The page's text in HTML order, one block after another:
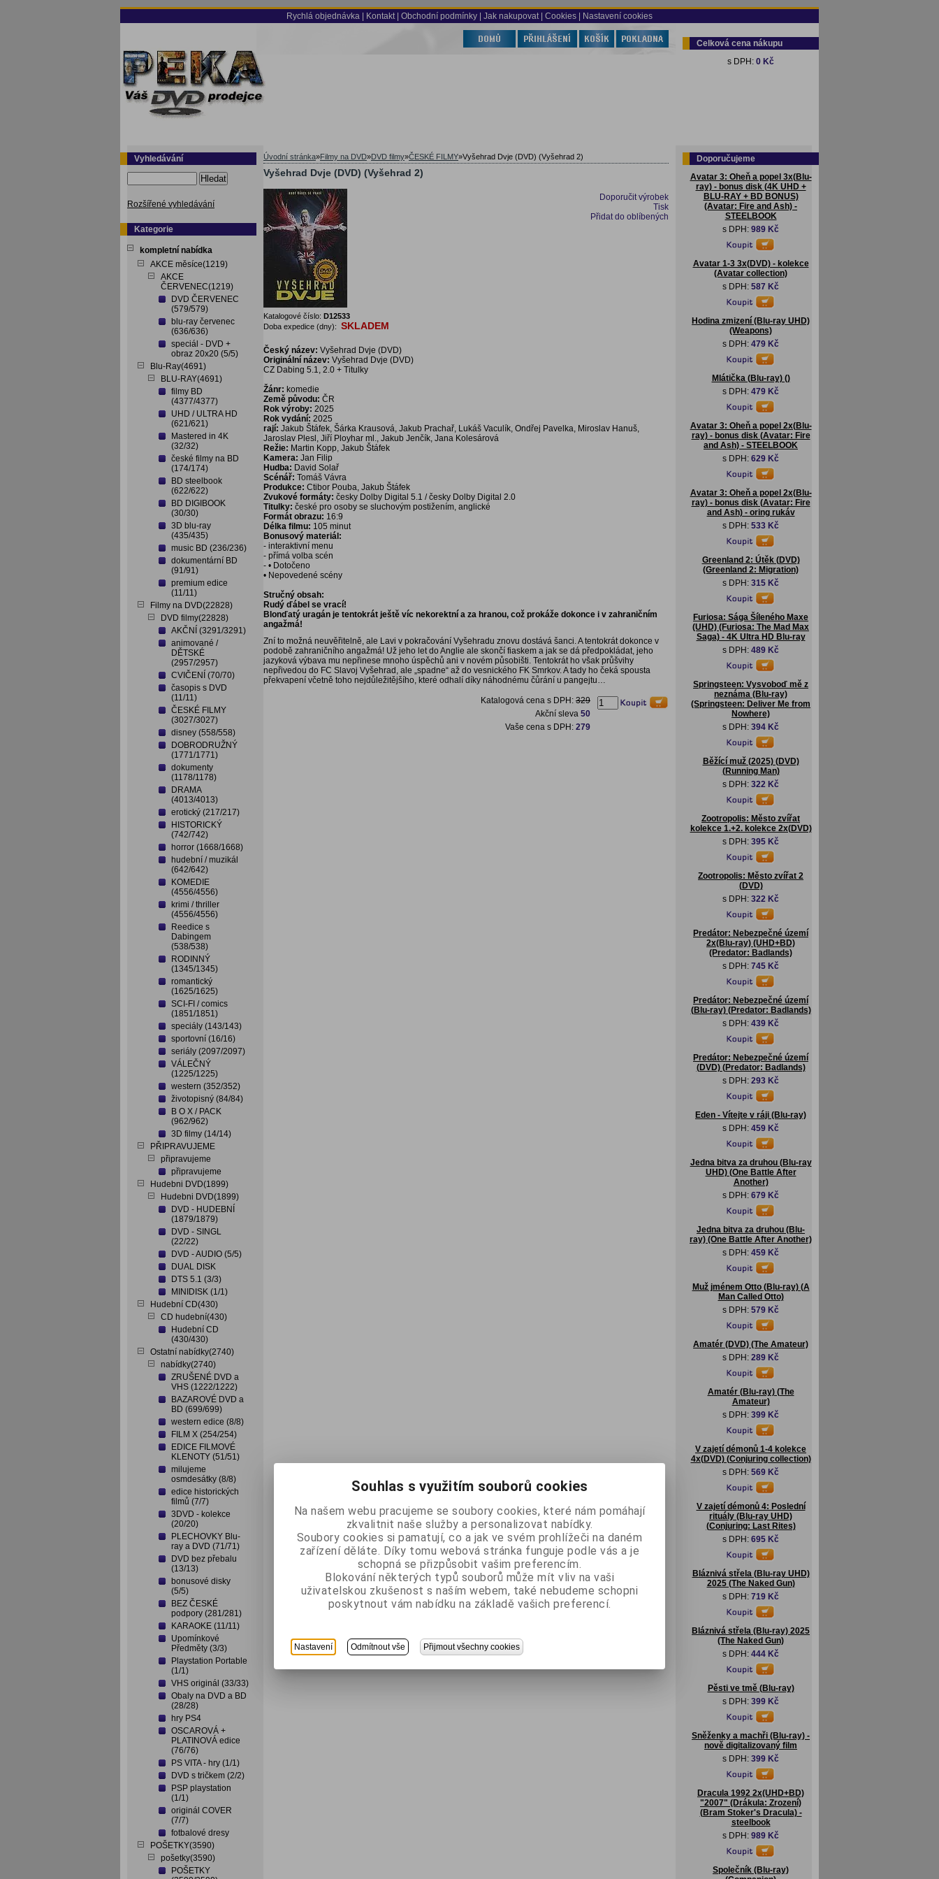
Rychlá objednávka Kontakt Obchodní podmínky Jak nakupovat | Cookies | Nastavení cookies
Celková cena nákupu
s DPH: 0 Kč
Vyhledávání
Hledat
Rozšířené vyhledávání
Kategorie
kompletní nabídka
AKCE měsíce(1219)
AKCE
ČERVENEC(1219)
DVD ČERVENEC
(579/579)
blu-ray červenec
(636/636)
speciál - DVD +
obraz 20x20 (5/5)
Blu-Ray(4691)
BLU-RAY(4691)
filmy BD
(4377/4377)
UHD / ULTRA HD
(621/621)
Mastered in 4K
(32/32)
české filmy na BD
(174/174)
BD steelbook
(622/622)
BD DIGIBOOK
(30/30)
3D blu-ray
(435/435)
music BD (236/236)
dokumentární BD
(91/91)
premium edice
(11/11)
Filmy na DVD(22828)
DVD filmy(22828)
AKČNÍ (3291/3291)
animované /
DĚTSKÉ
(2957/2957)
CVIČENÍ (70/70)
časopis s DVD
(11/11)
ČESKÉ FILMY
(3027/3027)
disney (558/558)
DOBRODRUŽNÝ
(1771/1771)
dokumenty
(1178/1178)
DRAMA
(4013/4013)
erotický (217/217)
HISTORICKÝ
(742/742)
horror (1668/1668)
hudební / muzikál
(642/642)
KOMEDIE
(4556/4556)
krimi / thriller
(4556/4556)
Reedice s
Dabingem
(538/538)
RODINNÝ
(1345/1345)
romantický
(1625/1625)
SCI-FI / comics
(1851/1851)
speciály (143/143)
sportovní (16/16)
seriály (2097/2097)
VÁLEČNÝ
(1225/1225)
western (352/352)
životopisný (84/84)
B O X / PACK
(962/962)
3D filmy (14/14)
PŘIPRAVUJEME
připravujeme
připravujeme
Hudebni DVD(1899)
Hudebni DVD(1899)
DVD - HUDEBNÍ
(1879/1879)
DVD - SINGL
(22/22)
DVD - AUDIO (5/5)
DUAL DISK
DTS 5.1 (3/3)
MINIDISK (1/1)
Hudební CD(430)
CD hudební(430)
Hudební CD
(430/430)
Ostatní nabídky(2740)
nabídky(2740)
ZRUŠENÉ DVD a
VHS (1222/1222)
BAZAROVÉ DVD a
BD (699/699)
western edice (8/8)
FILM X (254/254)
EDICE FILMOVÉ
KLENOTY (51/51)
milujeme
osmdesátky (8/8)
edice historických
filmů (7/7)
3DVD - kolekce
(20/20)
PLECHOVKY Blu-
ray a DVD (71/71)
DVD bez přebalu
(13/13)
bonusové disky
(5/5)
BEZ ČESKÉ
podpory (281/281)
KARAOKE (11/11)
Upomínkové
Předměty (3/3)
Playstation Portable
(1/1)
VHS originál (33/33)
Obaly na DVD a BD
(28/28)
hry PS4
OSCAROVÁ +
PLATINOVÁ edice
(76/76)
PS VITA - hry (1/1)
DVD s tričkem (2/2)
PSP playstation
(1/1)
originál COVER
(7/7)
fotbalové dresy
POŠETKY(3590)
pošetky(3590)
POŠETKY
Úvodní stránka»Filmy na DVD»DVD filmy»ČESKÉ FILMY»Vyšehrad Dvje (DVD) (Vyšehrad 2)
Vyšehrad Dvje (DVD) (Vyšehrad 2)
Doporučit výrobek
Tisk
Přidat do oblíbených
Katalogové číslo: D12533
Doba expedice (dny): SKLADEM
Český název: Vyšehrad Dvje (DVD)
Originální název: Vyšehrad Dvje (DVD)
CZ Dabing 5.1, 2.0 + Titulky
Žánr: komedie
Země původu: ČR
Rok výroby: 2025
Rok vydání: 2025
rají: Jakub Štáfek, Šárka Krausová, Jakub Prachař, Lukáš Vaculík, Ondřej Pavelka, Miroslav Hanuš,
Jaroslav Plesl, Jiří Ployhar ml., Jakub Jenčík, Jana Kolesárová
Režie: Martin Kopp, Jakub Štáfek
Kamera: Jan Filip
Hudba: David Solař
Scénář: Tomáš Vávra
Produkce: Ctibor Pouba, Jakub Štáfek
Zvukové formáty: česky Dolby Digital 5.1 / česky Dolby Digital 2.0
Titulky: české pro osoby se sluchovým postižením, anglické
Formát obrazu: 16:9
Délka filmu: 105 minut
Bonusový materiál:
- interaktivní menu
- přímá volba scén
- • Dotočeno
• Nepovedené scény
Stručný obsah:
Rudý ďábel se vrací!
Blonďatý uragán je tentokrát ještě víc nekorektní a za hranou, což prokáže dokonce i v zahraničním
angažmá!
Zní to možná neuvěřitelně, ale Lavi v pokračování Vyšehradu znovu dostává šanci. A tentokrát dokonce v
podobě zahraničního angažmá! Už jeho let do Anglie ale skončí fiaskem a jak se dá předpokládat, jeho
jazyková výbava mu nepřinese mnoho úspěchů ani v novém působišti. Tentokrát ho však průšvihy
nepřivedou do FC Slavoj Vyšehrad, ale „spadne“ až do vesnického FK Smrkov. A tady ho čeká spousta
překvapení včetně toho nejdůležitějšího, které odhalí díky náhodnému čůrání u pangejtu…
Katalogová cena s DPH: 329
Akční sleva 50
Vaše cena s DPH: 279
Doporučujeme
Avatar 3: Oheň a popel 3x(Blu-
ray) - bonus disk (4K UHD +
BLU-RAY + BD BONUS)
(Avatar: Fire and Ash) -
STEELBOOK
s DPH: 989 Kč
Avatar 1-3 3x(DVD) - kolekce
(Avatar collection)
s DPH: 587 Kč
Hodina zmizení (Blu-ray UHD)
(Weapons)
s DPH: 479 Kč
Mlátička (Blu-ray) ()
s DPH: 479 Kč
Avatar 3: Oheň a popel 2x(Blu-
ray) - bonus disk (Avatar: Fire
and Ash) - STEELBOOK
s DPH: 629 Kč
Avatar 3: Oheň a popel 2x(Blu-
ray) - bonus disk (Avatar: Fire
and Ash) - oring rukáv
s DPH: 533 Kč
Greenland 2: Útěk (DVD)
(Greenland 2: Migration)
s DPH: 315 Kč
Furiosa: Sága Šíleného Maxe
(UHD) (Furiosa: The Mad Max
Saga) - 4K Ultra HD Blu-ray
s DPH: 489 Kč
Springsteen: Vysvoboď mě z
neznáma (Blu-ray)
(Springsteen: Deliver Me from
Nowhere)
s DPH: 394 Kč
Běžící muž (2025) (DVD)
(Running Man)
s DPH: 322 Kč
Zootropolis: Město zvířat
kolekce 1.+2. kolekce 2x(DVD)
s DPH: 395 Kč
Zootropolis: Město zvířat 2
(DVD)
s DPH: 322 Kč
Predátor: Nebezpečné území
2x(Blu-ray) (UHD+BD)
(Predator: Badlands)
s DPH: 745 Kč
Predátor: Nebezpečné území
(Blu-ray) (Predator: Badlands)
s DPH: 439 Kč
Predátor: Nebezpečné území
(DVD) (Predator: Badlands)
s DPH: 293 Kč
Eden - Vítejte v ráji (Blu-ray)
s DPH: 459 Kč
Jedna bitva za druhou (Blu-ray
UHD) (One Battle After
Another)
s DPH: 679 Kč
Jedna bitva za druhou (Blu-
ray) (One Battle After Another)
s DPH: 459 Kč
Muž jménem Otto (Blu-ray) (A
Man Called Otto)
s DPH: 579 Kč
Amatér (DVD) (The Amateur)
s DPH: 289 Kč
Amatér (Blu-ray) (The
Amateur)
s DPH: 399 Kč
V zajetí démonů 1-4 kolekce
4x(DVD) (Conjuring collection)
s DPH: 569 Kč
V zajetí démonů 4: Poslední
rituály (Blu-ray UHD)
(Conjuring: Last Rites)
s DPH: 695 Kč
Bláznivá střela (Blu-ray UHD)
2025 (The Naked Gun)
s DPH: 719 Kč
Bláznivá střela (Blu-ray) 2025
(The Naked Gun)
s DPH: 444 Kč
Pěsti ve tmě (Blu-ray)
s DPH: 399 Kč
Sněženky a machři (Blu-ray) -
nově digitalizovaný film
s DPH: 399 Kč
Dracula 1992 2x(UHD+BD)
"2007" (Drákula: Zrození)
(Bram Stoker's Dracula) -
steelbook
s DPH: 989 Kč
Společník (Blu-ray)
Souhlas s využitím souborů cookies
Na našem webu pracujeme se soubory cookies, které nám pomáhají
zkvalitnit naše služby a personalizovat nabídky.
Soubory cookies si pamatují, co a jak ve svém prohlížeči na daném
zařízení děláte. Díky tomu webová stránka funguje podle vás a je
schopná se přizpůsobit vašim preferencím.
Blokování některých typů souborů může mít vliv na vaši
uživatelskou zkušenost s naším webem, také nebudeme schopni
poskytnout vám nabídku na základě vašich preferencí.
Nastavení Odmítnout vše Přijmout všechny cookies